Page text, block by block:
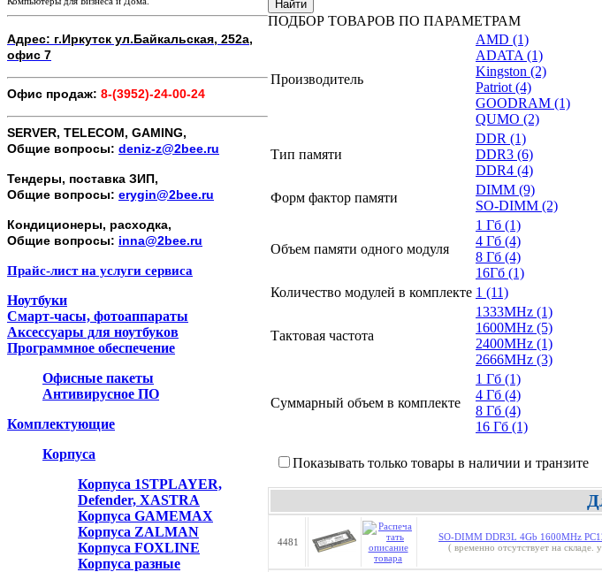
Адрес: г.Иркутск ул.Байкальская, 252а,
офис 7
Офис продаж: 8-(3952)-24-00-24
SERVER, TELECOM, GAMING,
Общие вопросы: deniz-z@2bee.ru
Тендеры, поставка ЗИП,
Общие вопросы: erygin@2bee.ru
Кондиционеры, расходка,
Общие вопросы: inna@2bee.ru
Прайс-лист на услуги сервиса
Ноутбуки
Смарт-часы, фотоаппараты
Аксессуары для ноутбуков
Программное обеспечение
Офисные пакеты
Антивирусное ПО
Комплектующие
Корпуса
Корпуса 1STPLAYER,
Defender, XASTRA
Корпуса GAMEMAX
Корпуса ZALMAN
Корпуса FOXLINE
Корпуса разные
Найти
ПОДБОР ТОВАРОВ ПО ПАРАМЕТРАМ
Производитель
AMD (1)
ADATA (1)
Kingston (2)
Patriot (4)
GOODRAM (1)
QUMO (2)
Тип памяти
DDR (1)
DDR3 (6)
DDR4 (4)
Форм фактор памяти
DIMM (9)
SO-DIMM (2)
Объем памяти одного модуля
1 Гб (1)
4 Гб (4)
8 Гб (4)
16Гб (1)
Количество модулей в комплекте 1 (11)
Тактовая частота
1333MHz (1)
1600MHz (5)
2400MHz (1)
2666MHz (3)
Суммарный объем в комплекте
1 Гб (1)
4 Гб (4)
8 Гб (4)
16 Гб (1)
Показывать только товары в наличии и транзите
4481
SO-DIMM DDR3L 4Gb 1600MHz
( временно отсутствует на складе.